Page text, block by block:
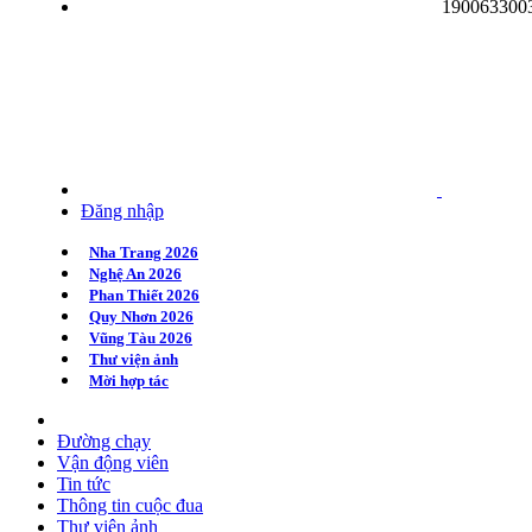
Đăng nhập
Nha Trang 2026
Nghệ An 2026
Phan Thiết 2026
Quy Nhơn 2026
Vũng Tàu 2026
Thư viện ảnh
Mời hợp tác
Đường chạy
Vận động viên
Tin tức
Thông tin cuộc đua
Thư viện ảnh